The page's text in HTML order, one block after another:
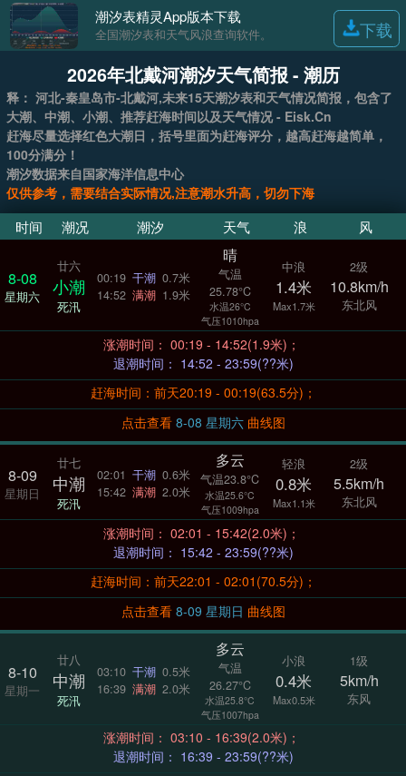
潮汐表精灵App版本下载
全国潮汐表和天气风浪查询软件。 下载
2026年北戴河潮汐天气简报 - 潮历
释： 河北-秦皇岛市-北戴河,未来15天潮汐表和天气情况简报，包含了
大潮、中潮、小潮、推荐赶海时间以及天气情况 - Eisk.Cn
赶海尽量选择红色大潮日，括号里面为赶海评分，越高赶海越简单，
100分满分！
潮汐数据来自国家海洋信息中心
仅供参考，需要结合实际情况,注意潮水升高，切勿下海
时间 潮况 潮汐 天气 浪 风
8-08
星期六
廿六
小潮
死汛
00:19 干潮 0.7米
14:52 满潮 1.9米
晴
气温
25.78°C
水温26°C
气压1010hpa
中浪
1.4米
Max1.7米
2级
10.8km/h
东北风
涨潮时间： 00:19 - 14:52(1.9米)；
退潮时间： 14:52 - 23:59(??米)
赶海时间：前天20:19 - 00:19(63.5分)；
点击查看
8-08 星期六 曲线图
8-09
星期日
廿七
中潮
死汛
02:01 干潮 0.6米
15:42 满潮 2.0米
多云
气温23.8°C
水温25.6°C
气压1009hpa
轻浪
0.8米
Max1.1米
2级
5.5km/h
东北风
涨潮时间： 02:01 - 15:42(2.0米)；
退潮时间： 15:42 - 23:59(??米)
赶海时间：前天22:01 - 02:01(70.5分)；
点击查看
8-09 星期日 曲线图
8-10
星期一
廿八
中潮
死汛
03:10 干潮 0.5米
16:39 满潮 2.0米
多云
气温
26.27°C
水温25.8°C
气压1007hpa
小浪
0.4米
Max0.5米
1级
5km/h
东风
涨潮时间： 03:10 - 16:39(2.0米)；
退潮时间： 16:39 - 23:59(??米)